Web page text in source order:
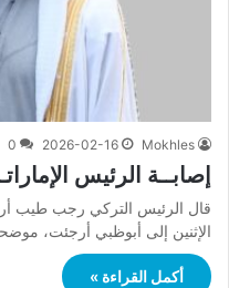
Mokhles
2026-02-16
0
إصابــة الرئيس
قال الرئيس التركي رجب طيب
الإثنين إلى أبوظبي أرجئت،
أكمل القراءة »